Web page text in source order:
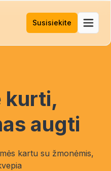
Susisiekite
kurti,
augti
kartu su žmonėmis,